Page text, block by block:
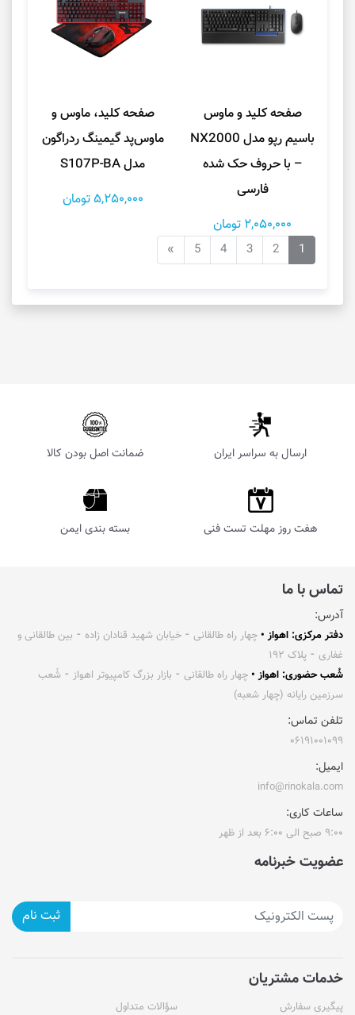
صفحه کلید و ماوس
باسیم رپو مدل NX2000
– با حروف حک شده
فارسی
2,050,000 تومان
صفحه کلید، ماوس و
ماوس‌پد گیمینگ ردراگون
مدل S107P-BA
5,250,000 تومان
1
2
3
4
5
»
ارسال به سراسر ایران ضمانت اصل بودن کالا
هفت روز مهلت تست فنی بسته بندی ایمن
تماس با ما
آدرس:
دفتر مرکزی: اهواز • چهار راه طالقانی ⁃ خیابان شهید قنادان زاده ⁃ بین طالقانی و
غفاری ⁃ پلاک ۱۹۲
شُعب حضوری: اهواز • چهار راه طالقانی ⁃ بازار بزرگ کامپیوتر اهواز ⁃ شُعب
سرزمین رایانه (چهار شعبه)
تلفن تماس:
۰۶۱۹۱۰۰۱۰۹۹
ایمیل:
info@rinokala.com
ساعات کاری:
۹:۰۰ صبح الی ۶:۰۰ بعد از ظهر
عضویت خبرنامه
ثبت نام
خدمات مشتریان
پیگیری سفارش سؤالات متداول